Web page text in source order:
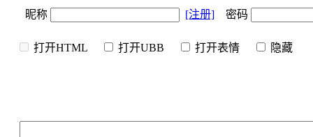
昵称 [注册] 密码
打开HTML 打开UBB 打开表情 隐